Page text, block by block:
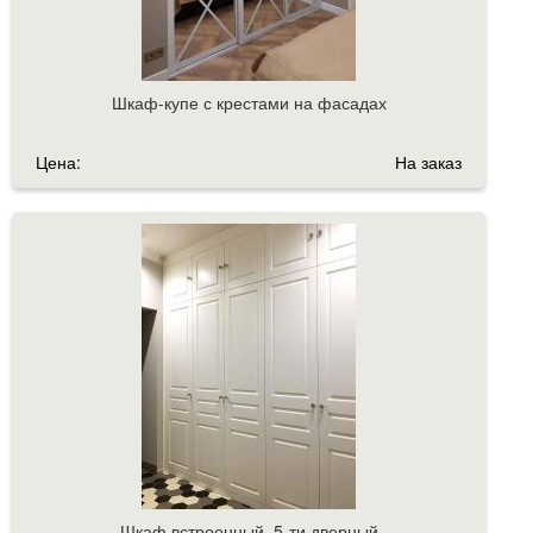
Шкаф-купе с крестами на фасадах
Цена: На заказ